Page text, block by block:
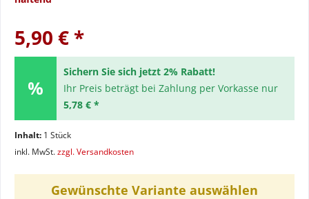
5,90 € *
Sichern Sie sich jetzt 2% Rabatt!
Ihr Preis beträgt bei Zahlung per Vorkasse nur
5,78 € *
Inhalt: 1 Stück
inkl. MwSt.zzgl. Versandkosten
Gewünschte Variante auswählen